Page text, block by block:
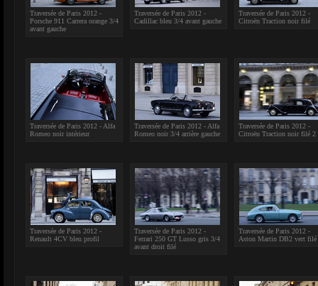
Traversée de Paris 2012 -
Porsche 911 Carrera orange 3/4
avant gauche
Traversée de Paris 2012 -
Cadillac bleu 3/4 avant gauche
Traversée de Paris 2012 -
Citroën Traction noir filé
Traversée de Paris 2012 - Alfa
Romeo noir intérieur
Traversée de Paris 2012 - Alfa
Romeo noir 3/4 arrière gauche
Traversée de Paris 2012 -
Citroën Traction noir filé 2
Traversée de Paris 2012 -
Renault 4CV bleu profil
Traversée de Paris 2012 -
Ferrari 250 GT Lusso gris 3/4
avant droit filé
Traversée de Paris 2012 -
Aston Martin DB2 vert filé